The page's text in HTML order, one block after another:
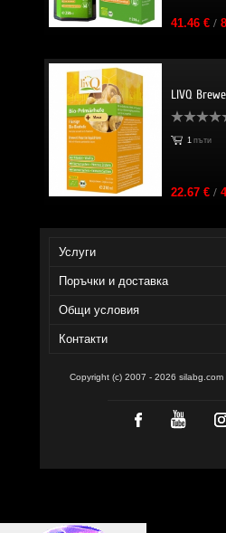
41.46 €/
LIVQ
1 пъти
22.67 €/
Услуги
Поръчки и доставка
Общи условия
Контакти
Copyright (c) 2007 - 2026 silabg.com